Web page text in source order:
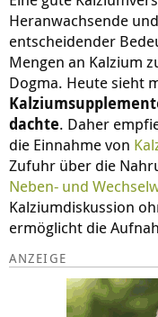
Heranwachsende
entscheidender
Mengen an Kalzium
Dogma. Heute sieht
dachte. Daher
die Einnahme von
Zufuhr über die
Neben- und
Kalziumdiskussion
ermöglicht die